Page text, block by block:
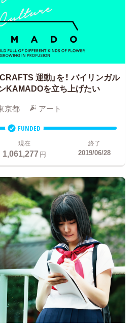
運動」を！ バイリンガル
KAMADOを立ち上げたい
京都 アート
FUNDED
現在
1,061,277円
終了
2019/06/28